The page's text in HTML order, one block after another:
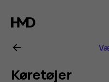
til
Nokia
Køretøjer